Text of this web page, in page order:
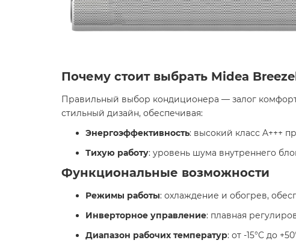
Почему стоит выбрать Midea
Правильный выбор кондиционера — залог
стильный дизайн, обеспечивая:​
Энергоэффективность: высокий класс A+++
Тихую работу: уровень шума внутреннего
Функциональные возможности
Режимы работы: охлаждение и обогрев,
Инверторное управление: плавная
Диапазон рабочих температур: от -15°C до